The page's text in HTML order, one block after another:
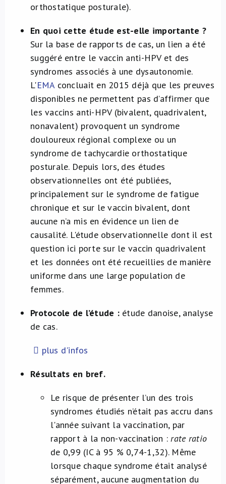
orthostatique posturale).
En quoi cette étude est-elle importante ?
Sur la base de rapports de cas, un lien a été
suggéré entre le vaccin anti-HPV et des
syndromes associés à une dysautonomie.
L'EMAconcluait en 2015 déjà que les preuves
disponibles ne permettent pas d’affirmer que
les vaccins anti-HPV (bivalent, quadrivalent,
nonavalent) provoquent un syndrome
douloureux régional complexe ou un
syndrome de tachycardie orthostatique
posturale. Depuis lors, des études
observationnelles ont été publiées,
principalement sur le syndrome de fatigue
chronique et sur le vaccin bivalent, dont
aucune n’a mis en évidence un lien de
causalité. L'étude observationnelle dont il est
question ici porte sur le vaccin quadrivalent
et les données ont été recueillies de manière
uniforme dans une large population de
femmes.
Protocole de l’étude :étude danoise, analyse
de cas.
plus d'infos
Résultats en bref.
Le risque de présenter l’un des trois
syndromes étudiés n’était pas accru dans
l'année suivant la vaccination, par
rapport à la non-vaccination :rate ratio
de 0,99 (IC à 95 % 0,74-1,32). Même
lorsque chaque syndrome était analysé
séparément, aucune augmentation du